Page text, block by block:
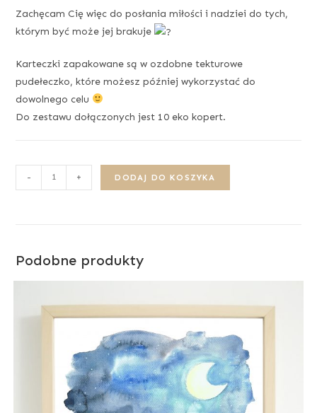
Zachęcam Cię więc do posłania miłości i nadziei do tych,
którym być może jej brakuje
Karteczki zapakowane są w ozdobne tekturowe
pudełeczko, które możesz później wykorzystać do
dowolnego celu
Do zestawu dołączonych jest 10 eko kopert.
- + DODAJ DO KOSZYKA
Podobne produkty